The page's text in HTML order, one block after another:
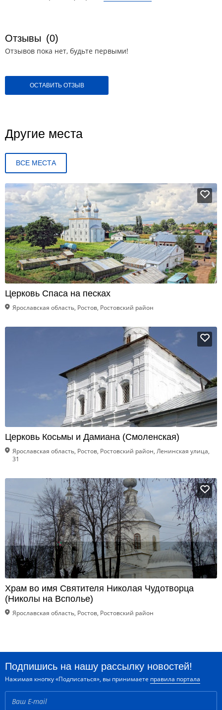
Отзывы (0)
Отзывов пока нет, будьте первыми!
ОСТАВИТЬ ОТЗЫВ
Другие места
ВСЕ МЕСТА
Церковь Спаса на песках
Ярославская область, Ростов, Ростовский район
Церковь Косьмы и Дамиана (Смоленская)
Ярославская область, Ростов, Ростовский район, Ленинская улица,
31
Храм во имя Святителя Николая Чудотворца
(Николы на Всполье)
Ярославская область, Ростов, Ростовский район
Подпишись на нашу рассылку новостей!
Нажимая кнопку «Подписаться», вы принимаете правила портала